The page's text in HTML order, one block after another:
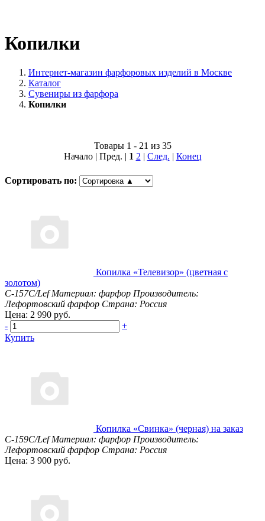
Копилки
Интернет-магазин фарфоровых изделий в Москве
Каталог
Сувениры из фарфора
Копилки
Товары 1 - 21 из 35
Начало | Пред. | 1 2 | След. | Конец
Сортировать по:
Копилка «Телевизор» (цветная с
золотом)
С-157С/Lef Материал: фарфор Производитель:
Лефортовский фарфор Страна: Россия
Цена: 2 990 руб.
-
+
Купить
Копилка «Свинка» (черная) на заказ
С-159С/Lef Материал: фарфор Производитель:
Лефортовский фарфор Страна: Россия
Цена: 3 900 руб.